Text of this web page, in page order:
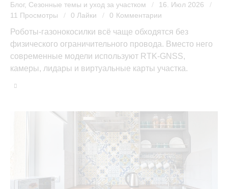
Блог, Сезонные темы и уход за участком
16. Июл 2026
11 Просмотры 0 Лайки 0 Комментарии
Роботы-газонокосилки всё чаще обходятся без
физического ограничительного провода. Вместо него
современные модели используют RTK-GNSS,
камеры, лидары и виртуальные карты участка.